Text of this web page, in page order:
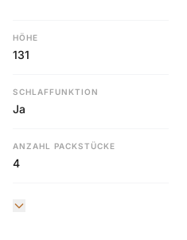
HÖHE
131
SCHLAFFUNKTION
Ja
ANZAHL PACKSTÜCKE
4